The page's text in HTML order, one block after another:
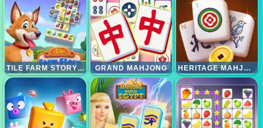
TILE FARM STORY - MATCHING GAME GRAND MAHJONG HERITAGE MAHJONG CLASSIC